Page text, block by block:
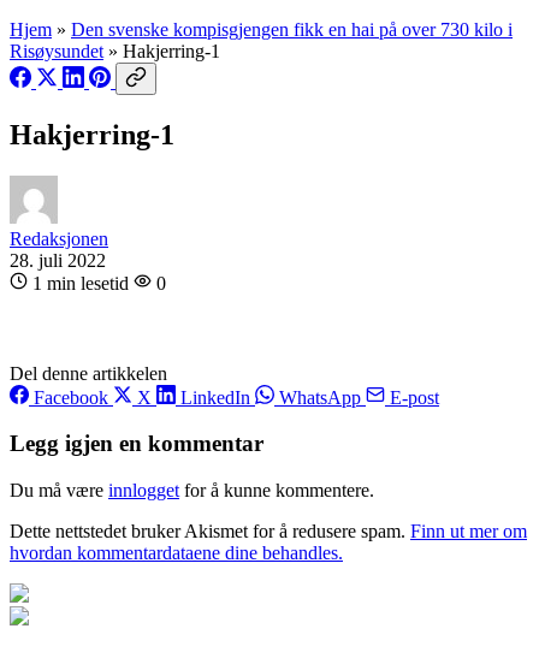
Hjem » Den svenske kompisgjengen fikk en hai på over 730 kilo i
Risøysundet » Hakjerring-1
Hakjerring-1
Redaksjonen
28. juli 2022
1 min lesetid
0
Del denne artikkelen
Facebook
X LinkedIn WhatsApp E-post
Legg igjen en kommentar
Du må være innlogget for å kunne kommentere.
Dette nettstedet bruker Akismet for å redusere spam. Finn ut mer om
hvordan kommentardataene dine behandles.